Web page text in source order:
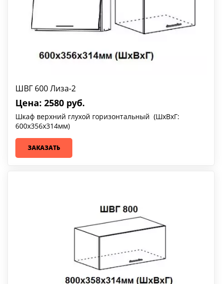
ШВГ 600 Лиза-2
Цена: 2580 руб.
Шкаф верхний глухой горизонтальный (ШхВхГ:
600х356х314мм)
ЗАКАЗАТЬ